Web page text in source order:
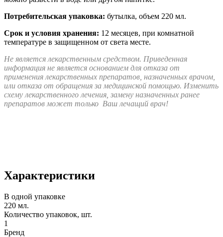
Потребительская упаковка: бутылка, объем 220 мл.
Срок и условия хранения: 12 месяцев, при комнатной
температуре в защищенном от света месте.
Не является лекарственным средством. Приведенная
информация не является основанием для отказа от
применения лекарственных препаратов, назначенных врачом,
или отказа от обращения за медицинской помощью. Изменить
схему лекарственного лечения, замену назначенных ранее
препаратов может только Ваш лечащий врач!
Характеристики
В одной упаковке
220 мл.
Количество упаковок, шт.
1
Бренд